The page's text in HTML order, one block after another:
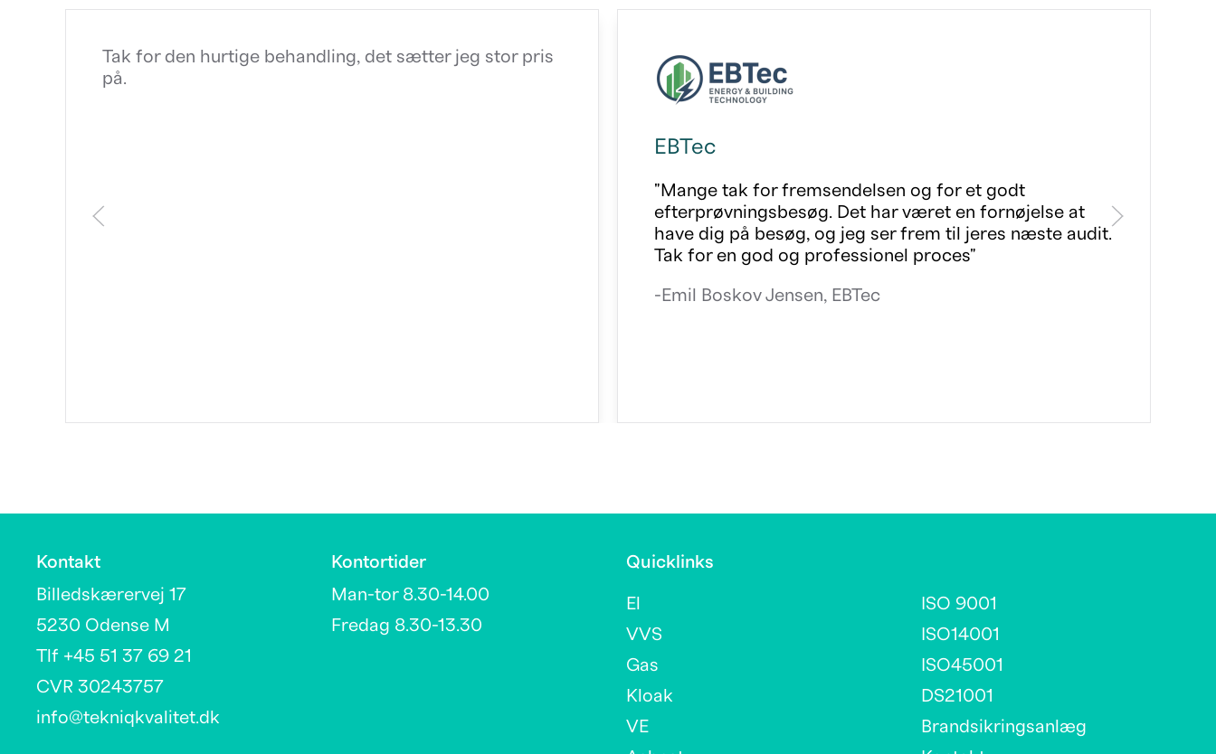
Tak for den hurtige behandling, det sætter jeg stor pris
på.
EBTec
"Mange tak for fremsendelsen og for et godt
efterprøvningsbesøg. Det har været en fornøjelse at
have dig på besøg, og jeg ser frem til jeres næste audit.
Tak for en god og professionel proces"
-Emil Boskov Jensen, EBTec
Kontakt
Billedskærervej 17
5230 Odense M
Tlf +45 51 37 69 21
CVR 30243757
info@tekniqkvalitet.dk
Kontortider
Man-tor 8.30-14.00
Fredag 8.30-13.30
Quicklinks
El
VVS
Gas
Kloak
VE
ISO 9001
ISO14001
ISO45001
DS21001
Brandsikringsanlæg